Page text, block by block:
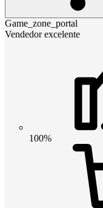
Game_zone_portal
Vendedor excelente
100%